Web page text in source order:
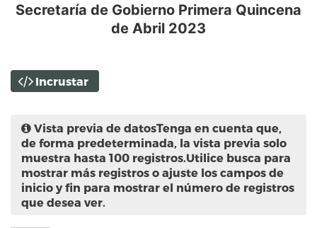
Secretaría de Gobierno Primera Quincena
de Abril 2023
Incrustar
Vista previa de datosTenga en cuenta que,
de forma predeterminada, la vista previa solo
muestra hasta 100 registros.Utilice busca para
mostrar más registros o ajuste los campos de
inicio y fin para mostrar el número de registros
que desea ver.